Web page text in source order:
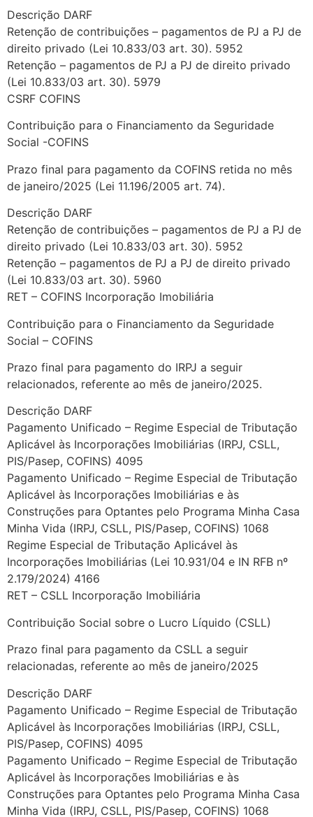
Descrição DARF
Retenção de contribuições – pagamentos de PJ a PJ de
direito privado (Lei 10.833/03 art. 30). 5952
Retenção – pagamentos de PJ a PJ de direito privado
(Lei 10.833/03 art. 30). 5979
CSRF COFINS
Contribuição para o Financiamento da Seguridade
Social -COFINS
Prazo final para pagamento da COFINS retida no mês
de janeiro/2025 (Lei 11.196/2005 art. 74).
Descrição DARF
Retenção de contribuições – pagamentos de PJ a PJ de
direito privado (Lei 10.833/03 art. 30). 5952
Retenção – pagamentos de PJ a PJ de direito privado
(Lei 10.833/03 art. 30). 5960
RET – COFINS Incorporação Imobiliária
Contribuição para o Financiamento da Seguridade
Social – COFINS
Prazo final para pagamento do IRPJ a seguir
relacionados, referente ao mês de janeiro/2025.
Descrição DARF
Pagamento Unificado – Regime Especial de Tributação
Aplicável às Incorporações Imobiliárias (IRPJ, CSLL,
PIS/Pasep, COFINS) 4095
Pagamento Unificado – Regime Especial de Tributação
Aplicável às Incorporações Imobiliárias e às
Construções para Optantes pelo Programa Minha Casa
Minha Vida (IRPJ, CSLL, PIS/Pasep, COFINS) 1068
Regime Especial de Tributação Aplicável às
Incorporações Imobiliárias (Lei 10.931/04 e IN RFB nº
2.179/2024) 4166
RET – CSLL Incorporação Imobiliária
Contribuição Social sobre o Lucro Líquido (CSLL)
Prazo final para pagamento da CSLL a seguir
relacionadas, referente ao mês de janeiro/2025
Descrição DARF
Pagamento Unificado – Regime Especial de Tributação
Aplicável às Incorporações Imobiliárias (IRPJ, CSLL,
PIS/Pasep, COFINS) 4095
Pagamento Unificado – Regime Especial de Tributação
Aplicável às Incorporações Imobiliárias e às
Construções para Optantes pelo Programa Minha Casa
Minha Vida (IRPJ, CSLL, PIS/Pasep, COFINS) 1068